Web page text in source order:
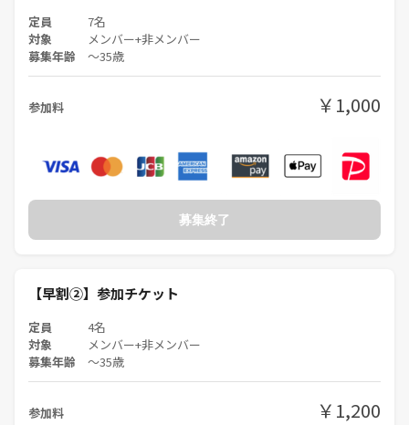
定員 7名
対象 メンバー+非メンバー
募集年齢 〜35歳
参加料 ￥1,000
募集終了
【早割②】参加チケット
定員 4名
対象 メンバー+非メンバー
募集年齢 〜35歳
参加料 ￥1,200